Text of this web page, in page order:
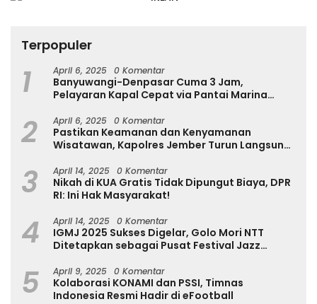
Terpopuler
1 April 6, 2025 0 Komentar
Banyuwangi-Denpasar Cuma 3 Jam,
Pelayaran Kapal Cepat via Pantai Marina
2 April 6, 2025 0 Komentar
Pastikan Keamanan dan Kenyamanan
Wisatawan, Kapolres Jember Turun Langsung
3 April 14, 2025 0 Komentar
Nikah di KUA Gratis Tidak Dipungut Biaya, DPR
RI: Ini Hak Masyarakat!
4 April 14, 2025 0 Komentar
IGMJ 2025 Sukses Digelar, Golo Mori NTT
Ditetapkan sebagai Pusat Festival Jazz
5 April 9, 2025 0 Komentar
Kolaborasi KONAMI dan PSSI, Timnas
Indonesia Resmi Hadir di eFootball